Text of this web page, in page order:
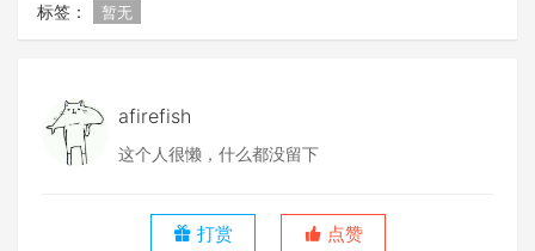
标签： 暂无
afirefish
这个人很懒，什么都没留下
打赏 点赞